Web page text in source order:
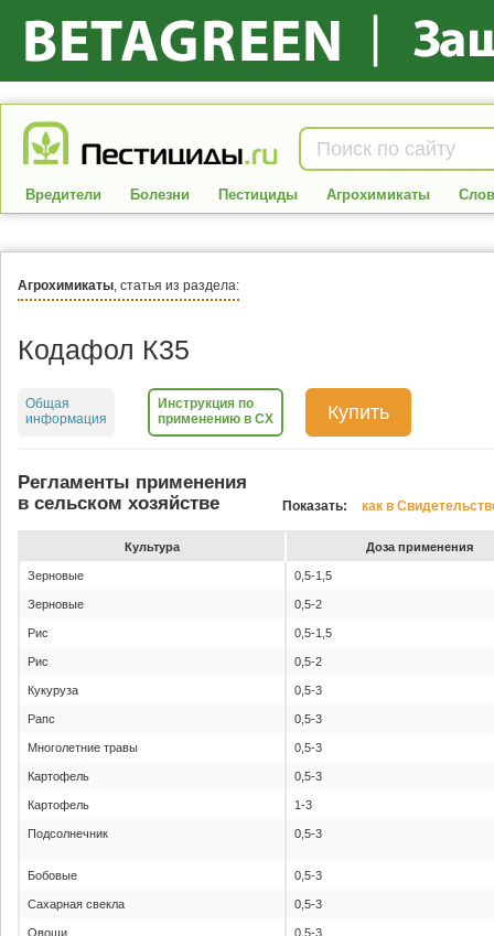
Вредители Болезни Пестициды Агрохимикаты
Агрохимикаты, статья из раздела:
Кодафол К35
Общая
информация
Инструкция по
применению в СХ
Купить
Регламенты применения
в сельском хозяйстве
Показать: как в
Культура До­за при­ме­не­ния
Зерновые 0,5-1,5
Зерновые 0,5-2
Рис 0,5-1,5
Рис 0,5-2
Кукуруза 0,5-3
Рапс 0,5-3
Многолетние травы 0,5-3
Картофель 0,5-3
Картофель 1-3
Подсолнечник 0,5-3
Бобовые 0,5-3
Сахарная свекла 0,5-3
Овощи 0,5-3